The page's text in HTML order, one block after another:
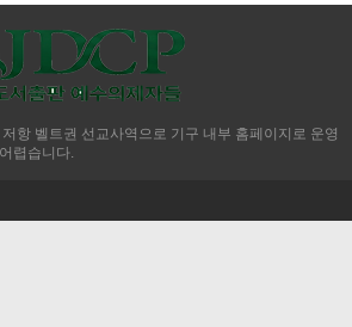
항 벨트권 선교사역으로 기구 내부 홈페이지로 운영
렵습니다.